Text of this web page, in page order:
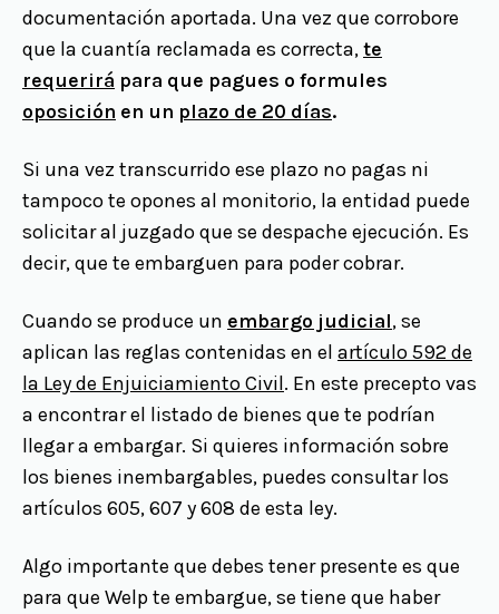
documentación aportada. Una vez que corrobore
que la cuantía reclamada es correcta,te
requerirá para que pagues o formules
oposición en un plazo de 20 días.
Si una vez transcurrido ese plazo no pagas ni
tampoco te opones al monitorio, la entidad puede
solicitar al juzgado que se despache ejecución. Es
decir, que te embarguen para poder cobrar.
Cuando se produce un embargo judicial, se
aplican las reglas contenidas en el artículo 592 de
la Ley de Enjuiciamiento Civil. En este precepto vas
a encontrar el listado de bienes que te podrían
llegar a embargar. Si quieres información sobre
los bienes inembargables, puedes consultar los
artículos 605, 607 y 608 de esta ley.
Algo importante que debes tener presente es que
para que Welp te embargue, se tiene que haber